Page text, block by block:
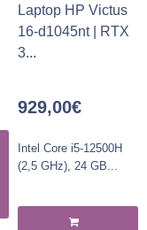
Laptop HP Victus
16-d1045nt | RTX
3...
929,00€
Intel Core i5-12500H
(2,5 GHz), 24 GB...